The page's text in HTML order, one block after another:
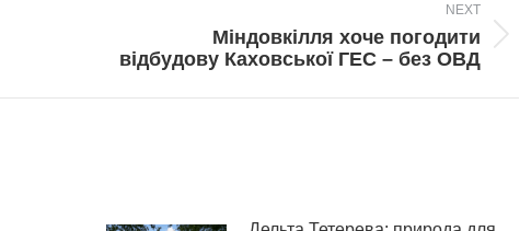
NEXT
post:
Міндовкілля хоче погодити
відбудову Каховської ГЕС – без ОВД